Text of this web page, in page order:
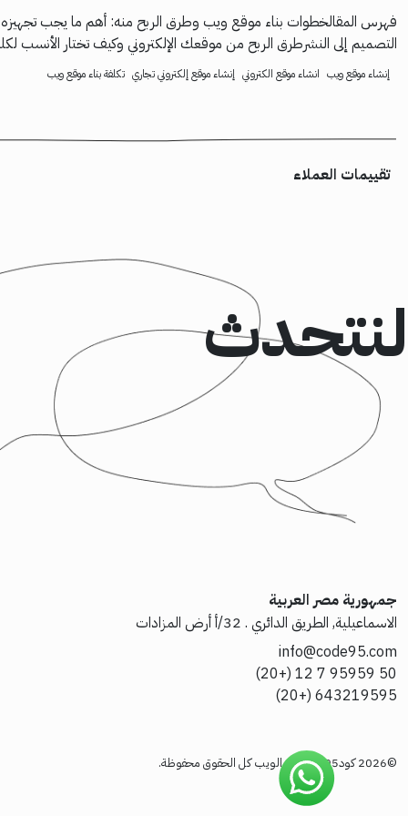
فهرس المقالخطوات بناء موقع ويب وطرق الربح منه: أهم ما يجب تجهيزه
التصميم إلى النشرطرق الربح من موقعك الإلكتروني وكيف تختار الأنسب
إنشاء موقع ويب انشاء موقع الكتروني إنشاء موقع إلكتروني تجاري تكلفة بناء موقع ويب
تقييمات العملاء
لنتحدث
جمهورية مصر العربية
الاسماعيلية, الطريق الدائري . 32/أ أرض المزادات
info@code95.com
50 95959 7 12 (+20)
643219595 (+20)
©2026 كود95 لتقنيات الويب كل الحقوق محفوظة.